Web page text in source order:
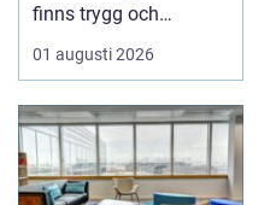
finns trygg och
prisvärd hjälp när bilen
01 augusti 2026